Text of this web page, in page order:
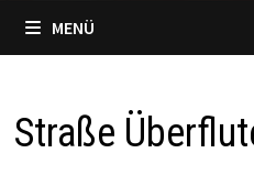
MENÜ
Straße